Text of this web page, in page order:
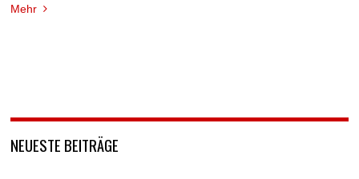
Mehr
NEUESTE BEITRÄGE